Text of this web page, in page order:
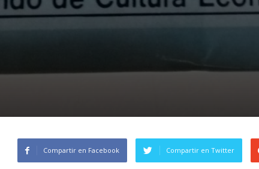
Compartir en Facebook Compartir en Twitter